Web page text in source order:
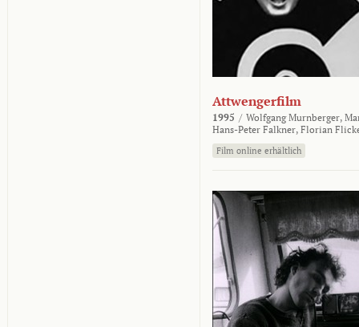
Attwengerfilm
1995 / Wolfgang Murnberger,
Hans-Peter Falkner, Florian
Film online erhältlich